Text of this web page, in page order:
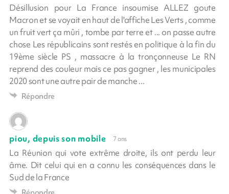
Désillusion pour La France insoumise ALLEZ goute
Macron et se voyait en haut de l'affiche Les Verts , comme
un fruit vert ça mûri , tombe par terre et ... on passe autre
chose Les républicains sont restés en politique à la fin du
19ème siècle PS , massacre à la tronçonneuse Le RN
reprend des couleur mais ce pas gagner , les municipales
2020 sont une autre pair de manche ...
Répondre
piou, depuis son mobile 7 ans
La Réunion qui vote extrême droite, ils ont perdu leur
âme. Dit celui qui en a connu les conséquences dans le
Sud de la France